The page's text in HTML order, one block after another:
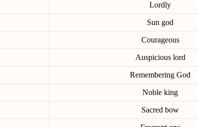
Lordly
Sun god
Courageous
Auspicious lord
Remembering God
Noble king
Sacred bow